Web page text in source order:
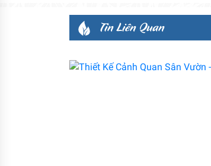
Tin Liên Quan